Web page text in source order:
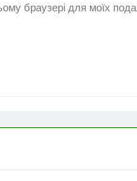
браузері для моїх